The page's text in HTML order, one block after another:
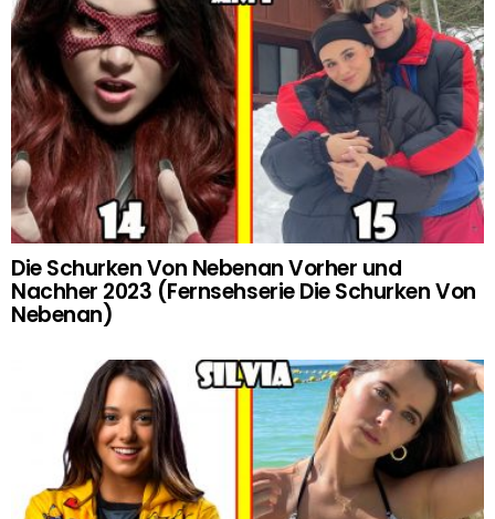
Die Schurken Von Nebenan Vorher und
Nachher 2023 (Fernsehserie Die Schurken Von
Nebenan)